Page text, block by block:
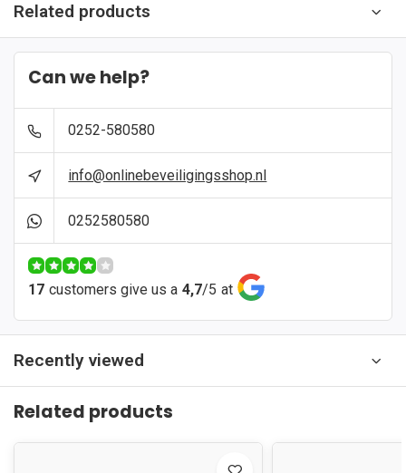
Related products
Can we help?
0252-580580
info@onlinebeveiligingsshop.nl
0252580580
17 customers give us a 4,7/5 at
Recently viewed
Related products